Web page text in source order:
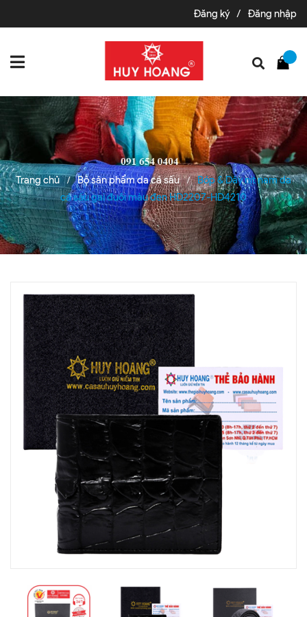
Đăng ký / Đăng nhập
Trang chủ / Bộ sản phẩm da cá sấu /
Bóp & Dây nịt nam da
cá sấu gai đuôi màu đen HD2207-HD4210